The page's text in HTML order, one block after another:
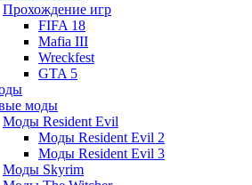
Прохождение игр
FIFA 18
Mafia III
Wreckfest
GTA 5
моды
Моды Resident Evil
Моды Resident Evil 2
Моды Resident Evil 3
Моды Skyrim